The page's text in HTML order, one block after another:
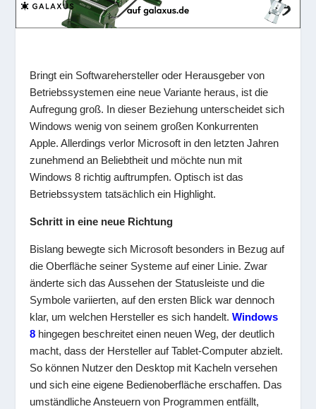
Bringt ein Softwarehersteller oder Herausgeber von
Betriebssystemen eine neue Variante heraus, ist die
Aufregung groß. In dieser Beziehung unterscheidet sich
Windows wenig von seinem großen Konkurrenten
Apple. Allerdings verlor Microsoft in den letzten Jahren
zunehmend an Beliebtheit und möchte nun mit
Windows 8 richtig auftrumpfen. Optisch ist das
Betriebssystem tatsächlich ein Highlight.
Schritt in eine neue Richtung
Bislang bewegte sich Microsoft besonders in Bezug auf
die Oberfläche seiner Systeme auf einer Linie. Zwar
änderte sich das Aussehen der Statusleiste und die
Symbole variierten, auf den ersten Blick war dennoch
klar, um welchen Hersteller es sich handelt.Windows
8 hingegen beschreitet einen neuen Weg, der deutlich
macht, dass der Hersteller auf Tablet-Computer abzielt.
So können Nutzer den Desktop mit Kacheln versehen
und sich eine eigene Bedienoberfläche erschaffen. Das
umständliche Ansteuern von Programmen entfällt,